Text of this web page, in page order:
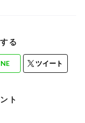
る
ツイート
ト